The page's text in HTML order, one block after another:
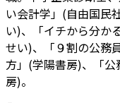
い会計学」(自由国民
い)、「イチから分か
せい)、「９割の公務
方」(学陽書房)、「
房)。